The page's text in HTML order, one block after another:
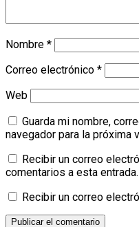
Nombre *
Correo electrónico *
Web
Guarda mi nombre,
navegador para la próxima
Recibir un correo
comentarios a esta entrada.
Recibir un correo